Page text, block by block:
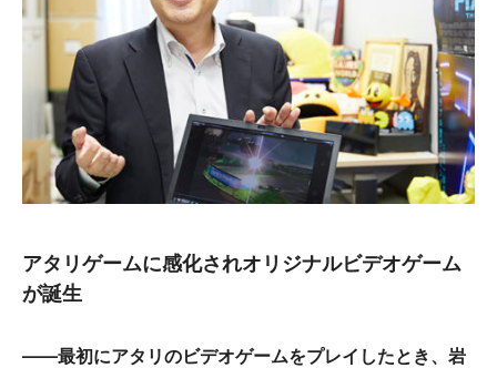
アタリゲームに感化されオリジナルビデオゲーム
が誕生
――最初にアタリのビデオゲームをプレイしたとき、岩